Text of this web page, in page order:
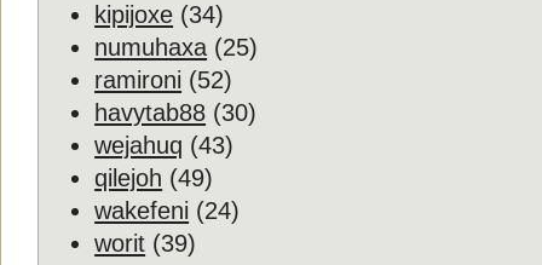
kipijoxe (34)
numuhaxa (25)
ramironi (52)
havytab88 (30)
wejahuq (43)
qilejoh (49)
wakefeni (24)
worit (39)